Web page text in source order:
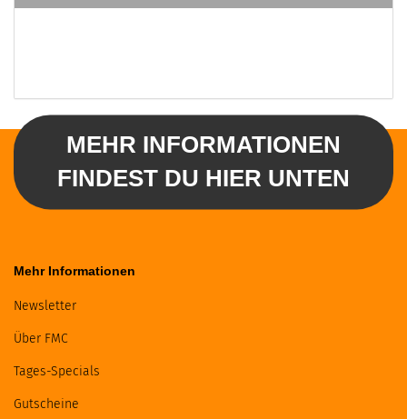
MEHR INFORMATIONEN
FINDEST DU HIER UNTEN
Mehr Informationen
Newsletter
Über FMC
Tages-Specials
Gutscheine